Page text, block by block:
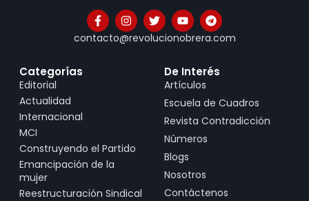
contacto@revolucionobrera.com
Categorías
Editorial
Actualidad
Internacional
MCI
Construyendo el Partido
Emancipación de la
mujer
Reestructuración Sindical
De Interés
Artículos
Escuela de Cuadros
Revista Contradicción
Números
Blogs
Nosotros
Contáctenos